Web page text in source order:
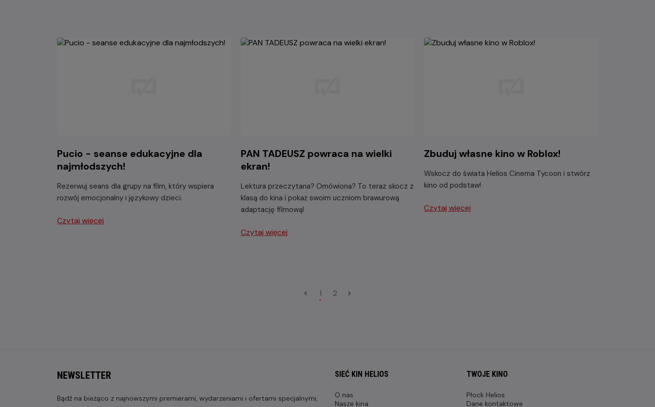
Pucio - seanse edukacyjne dla
najmłodszych!
Rezerwuj seans dla grupy na film, który wspiera
rozwój emocjonalny i językowy dzieci.
Czytaj więcej
PAN TADEUSZ powraca na wielki
ekran!
Lektura przeczytana? Omówiona? To teraz skocz z
klasą do kina i pokaż swoim uczniom brawurową
adaptację filmową!
Czytaj więcej
Zbuduj własne kino w Roblox!
Wskocz do świata Helios Cinema Tycoon i stwórz
kino od podstaw!
Czytaj więcej
1 2
NEWSLETTER
Bądź na bieżąco z najnowszymi premierami, wydarzeniami i ofertami specjalnymi,
SIEĆ KIN HELIOS
O nas
Nasze kina
TWOJE KINO
Płock Helios
Dane kontaktowe